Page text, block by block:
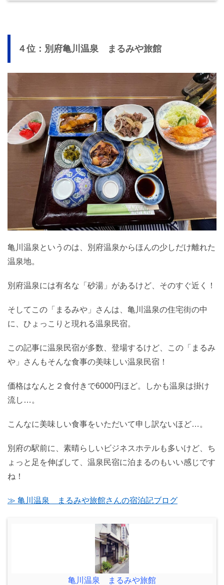
４位：別府亀川温泉 まるみや旅館
亀川温泉というのは、別府温泉からほんの少しだけ離れた
温泉地。
別府温泉には有名な「砂湯」があるけど、そのすぐ近く！
そしてこの「まるみや」さんは、亀川温泉の住宅街の中
に、ひょっこりと現れる温泉民宿。
この記事に温泉民宿が多数、登場するけど、この「まるみ
や」さんもそんな食事の美味しい温泉民宿！
価格はなんと２食付きで6000円ほど。しかも温泉は掛け
流し…。
こんなに美味しい食事をいただいて申し訳ないほど…。
別府の駅前に、素晴らしいビジネスホテルも多いけど、ち
ょっと足を伸ばして、温泉民宿に泊まるのもいい感じです
ね！
≫ 亀川温泉 まるみや旅館さんの宿泊記ブログ
亀川温泉 まるみや旅館